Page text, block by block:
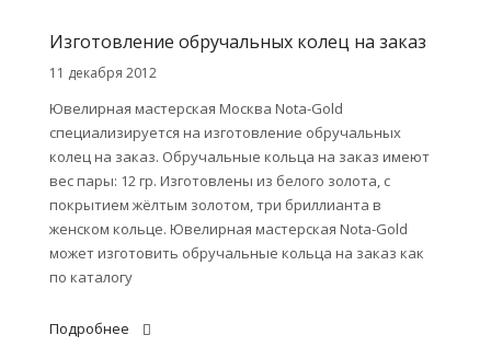
Изготовление обручальных колец на заказ
11 декабря 2012
Ювелирная мастерская Москва Nota-Gold
специализируется на изготовление обручальных
колец на заказ. Обручальные кольца на заказ имеют
вес пары: 12 гр. Изготовлены из белого золота, с
покрытием жёлтым золотом, три бриллианта в
женском кольце. Ювелирная мастерская Nota-Gold
может изготовить обручальные кольца на заказ как
по каталогу
Подробнее